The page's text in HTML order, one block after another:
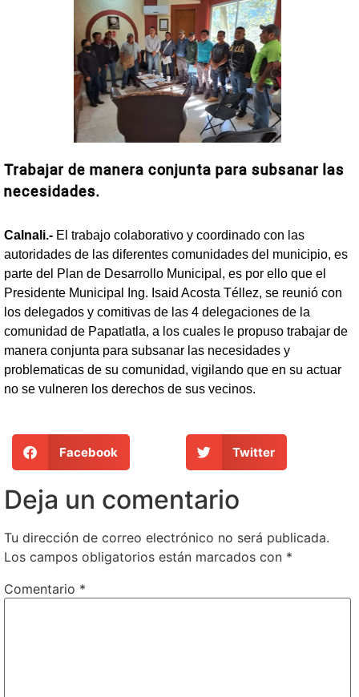
Trabajar de manera conjunta para subsanar las
necesidades.
Calnali.- El trabajo colaborativo y coordinado con las
autoridades de las diferentes comunidades del municipio, es
parte del Plan de Desarrollo Municipal, es por ello que el
Presidente Municipal Ing. Isaid Acosta Téllez, se reunió con
los delegados y comitivas de las 4 delegaciones de la
comunidad de Papatlatla, a los cuales le propuso trabajar de
manera conjunta para subsanar las necesidades y
problematicas de su comunidad, vigilando que en su actuar
no se vulneren los derechos de sus vecinos.
Facebook Twitter
Deja un comentario
Tu dirección de correo electrónico no será publicada.
Los campos obligatorios están marcados con *
Comentario *